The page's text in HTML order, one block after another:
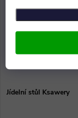
Jídelní stůl Ksawery